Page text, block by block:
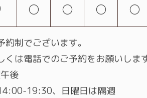
○ ○ ○ ○
制でございます。
くは電話でのご予約をお願いします
後
19:30、日曜日は隔週